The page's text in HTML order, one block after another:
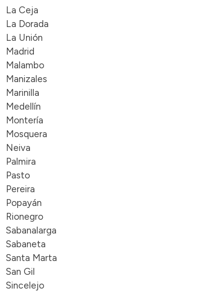
La Ceja
La Dorada
La Unión
Madrid
Malambo
Manizales
Marinilla
Medellín
Montería
Mosquera
Neiva
Palmira
Pasto
Pereira
Popayán
Rionegro
Sabanalarga
Sabaneta
Santa Marta
San Gil
Sincelejo